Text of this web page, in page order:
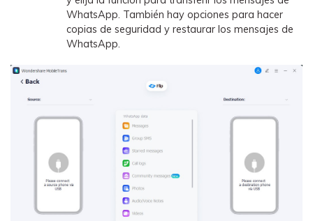
WhatsApp. También hay opciones para hacer
copias de seguridad y restaurar los mensajes de
WhatsApp.